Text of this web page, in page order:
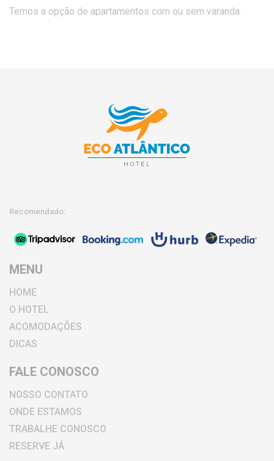
Temos a opção de apartamentos com ou sem varanda.
Recomendado:
MENU
HOME
O HOTEL
ACOMODAÇÕES
DICAS
FALE CONOSCO
NOSSO CONTATO
ONDE ESTAMOS
TRABALHE CONOSCO
RESERVE JÁ